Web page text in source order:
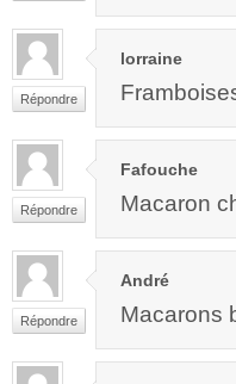
Répondre
lorraine
Répondre
Fafouche
Macaron
Répondre
André
Macarons